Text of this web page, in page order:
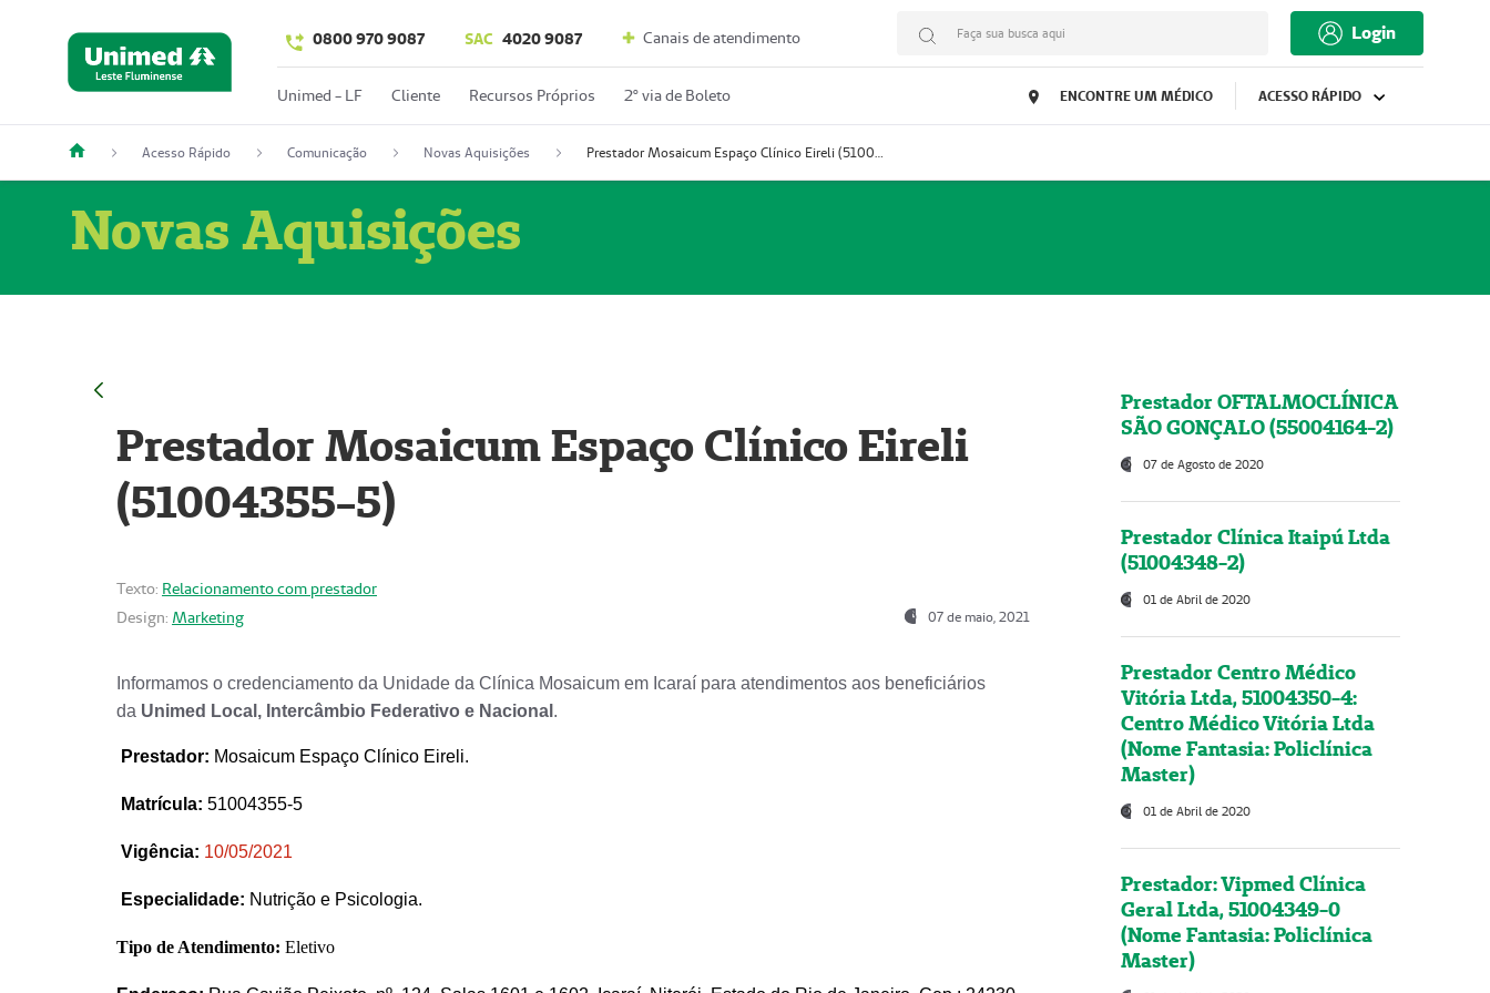
0800 970 9087 SAC 4020 9087 Canais de atendimento Faça sua busca aqui Login
Unimed - LF Cliente Recursos Próprios 2º via de Boleto ENCONTRE UM MÉDICO ACESSO RÁPIDO
Acesso Rápido Comunicação Novas Aquisições Prestador Mosaicum Espaço Clínico Eireli (51004355-5)
Novas Aquisições
Prestador Mosaicum Espaço Clínico Eireli
(51004355-5)
Texto: Relacionamento com prestador
Design: Marketing 07 de maio, 2021
Informamos o credenciamento da Unidade da Clínica Mosaicum em Icaraí para atendimentos aos beneficiários
da Unimed Local, Intercâmbio Federativo e Nacional .
Prestador: Mosaicum Espaço Clínico Eireli.
Matrícula: 51004355-5
Vigência: 10/05/2021
Especialidade: Nutrição e Psicologia.
Tipo de Atendimento: Eletivo
Prestador OFTALMOCLÍNICA
SÃO GONÇALO (55004164-2)
07 de Agosto de 2020
Prestador Clínica Itaipú Ltda
(51004348-2)
01 de Abril de 2020
Prestador Centro Médico
Vitória Ltda, 51004350-4:
Centro Médico Vitória Ltda
(Nome Fantasia: Policlínica
Master)
01 de Abril de 2020
Prestador: Vipmed Clínica
Geral Ltda, 51004349-0
(Nome Fantasia: Policlínica
Master)